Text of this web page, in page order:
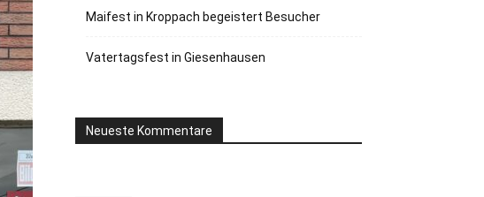
Maifest in Kroppach begeistert Besucher
Vatertagsfest in Giesenhausen
Neueste Kommentare